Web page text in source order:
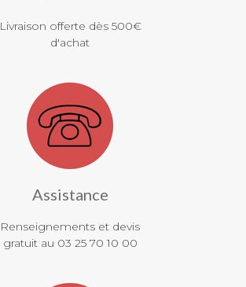
Livraison offerte dès 500€
d'achat
Assistance
Renseignements et devis
gratuit au 03 25 70 10 00